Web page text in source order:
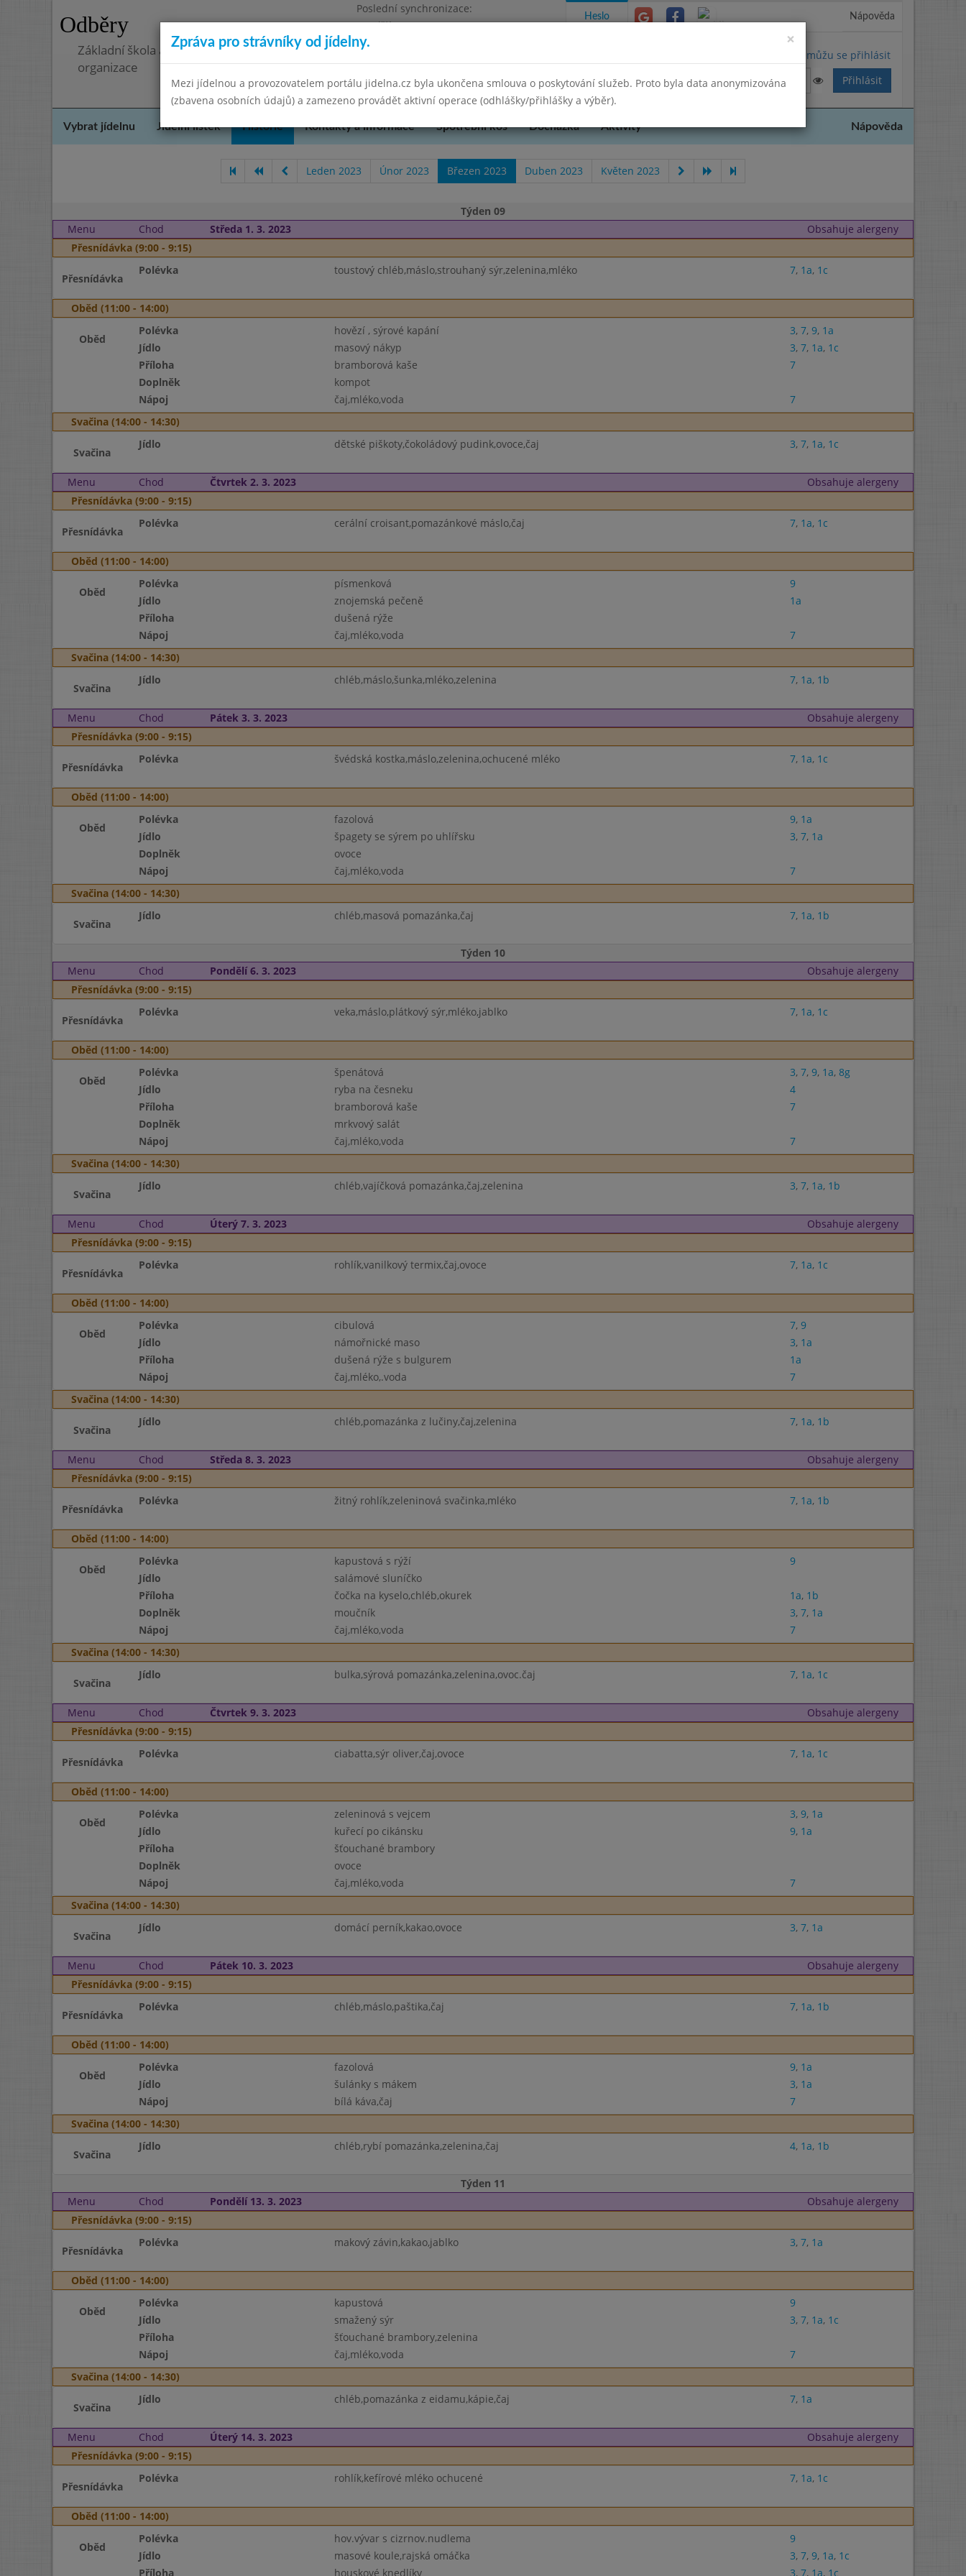
Odběry
Poslední synchronizace:
Pondělí 7.7.2025 9:58
Základní škola a mateřská škola, Pavlovice u Přerova, okres Přerov, příspěvková
organizace
Heslo Nápověda
Nemůžu se přihlásit
Vybrat jídelnu Jídelní lístek Historie Kontakty a informace Spotřební koš Docházka Aktivity Nápověda
Leden 2023 Únor 2023 Březen 2023 Duben 2023 Květen 2023
Týden 09
Menu
Chod Středa 1. 3. 2023
Obsahuje alergeny
Přesnídávka (9:00 - 9:15)
Přesnídávka
Polévka toustový chléb,máslo,strouhaný sýr,zelenina,mléko 7, 1a, 1c
Oběd (11:00 - 14:00)
Oběd
Polévka hovězí , sýrové kapání 3, 7, 9, 1a
Jídlo
masový nákyp 3, 7, 1a, 1c
Příloha
bramborová kaše
7
Doplněk
kompot
Nápoj
čaj,mléko,voda
7
Svačina (14:00 - 14:30)
Svačina
Jídlo dětské piškoty,čokoládový pudink,ovoce,čaj 3, 7, 1a, 1c
Menu Chod Čtvrtek 2. 3. 2023
Obsahuje alergeny
Přesnídávka (9:00 - 9:15)
Přesnídávka
Polévka cerální croisant,pomazánkové máslo,čaj 7, 1a, 1c
Oběd (11:00 - 14:00)
Oběd
Polévka písmenková
9
Jídlo
znojemská pečeně
1a
Příloha
dušená rýže
Nápoj
čaj,mléko,voda
7
Svačina (14:00 - 14:30)
Svačina
Jídlo chléb,máslo,šunka,mléko,zelenina 7, 1a, 1b
Menu Chod Pátek 3. 3. 2023
Obsahuje alergeny
Přesnídávka (9:00 - 9:15)
Přesnídávka
Polévka švédská kostka,máslo,zelenina,ochucené mléko 7, 1a, 1c
Oběd (11:00 - 14:00)
Oběd
Polévka fazolová 9, 1a
Jídlo
špagety se sýrem po uhlířsku 3, 7, 1a
Doplněk
ovoce
Nápoj
čaj,mléko,voda
7
Svačina (14:00 - 14:30)
Svačina
Jídlo chléb,masová pomazánka,čaj 7, 1a, 1b
Týden 10
Menu
Chod Pondělí 6. 3. 2023
Obsahuje alergeny
Přesnídávka (9:00 - 9:15)
Přesnídávka
Polévka veka,máslo,plátkový sýr,mléko,jablko 7, 1a, 1c
Oběd (11:00 - 14:00)
Oběd
Polévka špenátová 3, 7, 9, 1a, 8g
Jídlo
ryba na česneku
4
Příloha
bramborová kaše
7
Doplněk
mrkvový salát
Nápoj
čaj,mléko,voda
7
Svačina (14:00 - 14:30)
Svačina
Jídlo chléb,vajíčková pomazánka,čaj,zelenina 3, 7, 1a, 1b
Menu Chod Úterý 7. 3. 2023
Obsahuje alergeny
Přesnídávka (9:00 - 9:15)
Přesnídávka
Polévka rohlík,vanilkový termix,čaj,ovoce 7, 1a, 1c
Oběd (11:00 - 14:00)
Oběd
Polévka cibulová 7, 9
Jídlo
námořnické maso 3, 1a
Příloha
dušená rýže s bulgurem
1a
Nápoj
čaj,mléko,.voda
7
Svačina (14:00 - 14:30)
Svačina
Jídlo chléb,pomazánka z lučiny,čaj,zelenina 7, 1a, 1b
Menu Chod Středa 8. 3. 2023
Obsahuje alergeny
Přesnídávka (9:00 - 9:15)
Přesnídávka
Polévka žitný rohlík,zeleninová svačinka,mléko 7, 1a, 1b
Oběd (11:00 - 14:00)
Oběd
Polévka kapustová s rýží
9
Jídlo
salámové sluníčko
Příloha
čočka na kyselo,chléb,okurek 1a, 1b
Doplněk
moučník 3, 7, 1a
Nápoj
čaj,mléko,voda
7
Svačina (14:00 - 14:30)
Svačina
Jídlo bulka,sýrová pomazánka,zelenina,ovoc.čaj 7, 1a, 1c
Menu Chod Čtvrtek 9. 3. 2023
Obsahuje alergeny
Přesnídávka (9:00 - 9:15)
Přesnídávka
Polévka ciabatta,sýr oliver,čaj,ovoce 7, 1a, 1c
Oběd (11:00 - 14:00)
Oběd
Polévka zeleninová s vejcem 3, 9, 1a
Jídlo
kuřecí po cikánsku 9, 1a
Příloha
šťouchané brambory
Doplněk
ovoce
Nápoj
čaj,mléko,voda
7
Svačina (14:00 - 14:30)
Svačina
Jídlo domácí perník,kakao,ovoce 3, 7, 1a
Menu Chod Pátek 10. 3. 2023
Obsahuje alergeny
Přesnídávka (9:00 - 9:15)
Přesnídávka
Polévka chléb,máslo,paštika,čaj 7, 1a, 1b
Oběd (11:00 - 14:00)
Oběd
Polévka fazolová 9, 1a
Jídlo
šulánky s mákem 3, 1a
Nápoj
bílá káva,čaj
7
Svačina (14:00 - 14:30)
Svačina
Jídlo chléb,rybí pomazánka,zelenina,čaj 4, 1a, 1b
Týden 11
Menu
Chod Pondělí 13. 3. 2023
Obsahuje alergeny
Přesnídávka (9:00 - 9:15)
Přesnídávka
Polévka makový závin,kakao,jablko 3, 7, 1a
Oběd (11:00 - 14:00)
Oběd
Polévka kapustová
9
Jídlo
smažený sýr 3, 7, 1a, 1c
Příloha
šťouchané brambory,zelenina
Nápoj
čaj,mléko,voda
7
Svačina (14:00 - 14:30)
Svačina
Jídlo chléb,pomazánka z eidamu,kápie,čaj 7, 1a
Menu Chod Úterý 14. 3. 2023
Obsahuje alergeny
Přesnídávka (9:00 - 9:15)
Přesnídávka
Polévka rohlík,kefírové mléko ochucené 7, 1a, 1c
Oběd (11:00 - 14:00)
Oběd
Polévka hov.vývar s cizrnov.nudlema
9
Jídlo
masové koule,rajská omáčka 3, 7, 9, 1a, 1c
Příloha
houskové knedlíky 3, 7, 1a, 1c
×
Zpráva pro strávníky od jídelny.
Mezi jídelnou a provozovatelem portálu jidelna.cz byla ukončena smlouva o poskytování služeb. Proto byla data anonymizována
(zbavena osobních údajů) a zamezeno provádět aktivní operace (odhlášky/přihlášky a výběr).